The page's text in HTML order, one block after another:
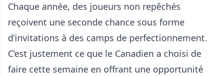
Chaque année, des joueurs non repêchés
reçoivent une seconde chance sous forme
d’invitations à des camps de perfectionnement.
C’est justement ce que le Canadien a choisi de
faire cette semaine en offrant une opportunité